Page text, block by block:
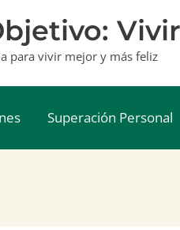
Vivir
para vivir mejor y más feliz
Superación Personal